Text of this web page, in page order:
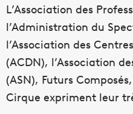
L’Association des
l’Administration du
l’Association des
(ACDN), l’Association
(ASN), Futurs
Cirque expriment leur